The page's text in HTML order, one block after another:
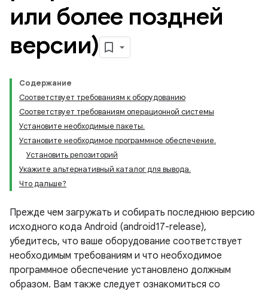
или более поздней
версии)
Содержание
Соответствует требованиям к оборудованию
Соответствует требованиям операционной системы
Установите необходимые пакеты.
Установите необходимое программное обеспечение.
Установить репозиторий
Укажите альтернативный каталог для вывода.
Что дальше?
Прежде чем загружать и собирать последнюю версию
исходного кода Android (android17-release),
убедитесь, что ваше оборудование соответствует
необходимым требованиям и что необходимое
программное обеспечение установлено должным
образом. Вам также следует ознакомиться со